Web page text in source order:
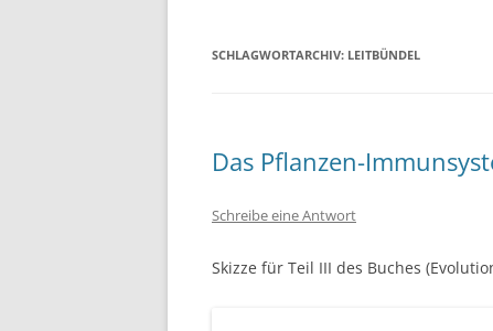
SCHLAGWORTARCHIV: LEITBÜNDEL
Das Pflanzen-
Schreibe eine Antwort
Skizze für Teil III des Buches